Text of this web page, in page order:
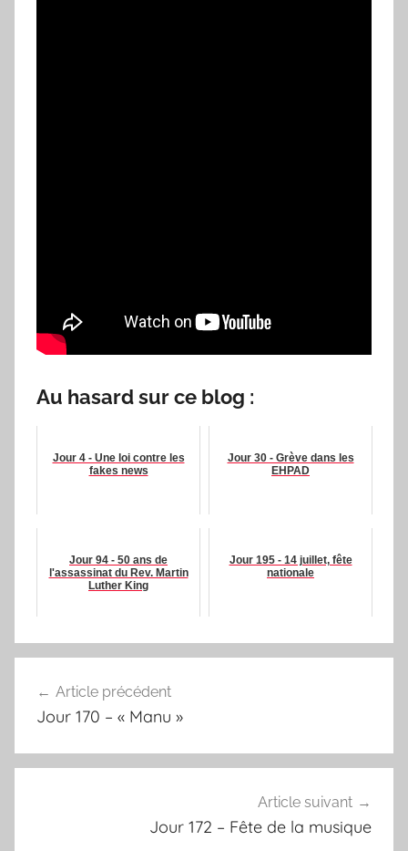
Au hasard sur ce blog :
Jour 4 - Une loi contre les
fakes news
Jour 30 - Grève dans les
EHPAD
Jour 94 - 50 ans de
l'assassinat du Rev. Martin
Luther King
Jour 195 - 14 juillet, fête
nationale
de
Article précédent
Jour 170 – « Manu »
Article suivant
Jour 172 – Fête de la musique